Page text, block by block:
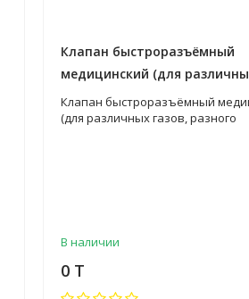
Клапан быстроразъёмный
медицинский (для
разного исполнения)
Клапан быстроразъёмный
(для различных газов, разного
В наличии
0 T